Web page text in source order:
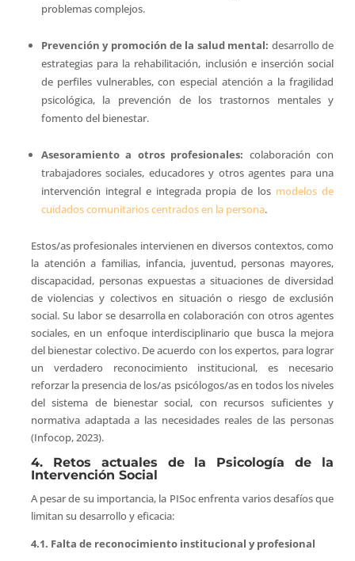
problemas complejos.
Prevención y promoción de la salud mental: desarrollo de
estrategias para la rehabilitación, inclusión e inserción social
de perfiles vulnerables, con especial atención a la fragilidad
psicológica, la prevención de los trastornos mentales y
fomento del bienestar.
Asesoramiento a otros profesionales: colaboración con
trabajadores sociales, educadores y otros agentes para una
intervención integral e integrada propia de los modelos de
cuidados comunitarios centrados en la persona.
Estos/as profesionales intervienen en diversos contextos, como
la atención a familias, infancia, juventud, personas mayores,
discapacidad, personas expuestas a situaciones de diversidad
de violencias y colectivos en situación o riesgo de exclusión
social. Su labor se desarrolla en colaboración con otros agentes
sociales, en un enfoque interdisciplinario que busca la mejora
del bienestar colectivo. De acuerdo con los expertos, para lograr
un verdadero reconocimiento institucional, es necesario
reforzar la presencia de los/as psicólogos/as en todos los niveles
del sistema de bienestar social, con recursos suficientes y
normativa adaptada a las necesidades reales de las personas
(Infocop, 2023).
4. Retos actuales de la Psicología de la
Intervención Social
A pesar de su importancia, la PISoc enfrenta varios desafíos que
limitan su desarrollo y eficacia:
4.1. Falta de reconocimiento institucional y profesional